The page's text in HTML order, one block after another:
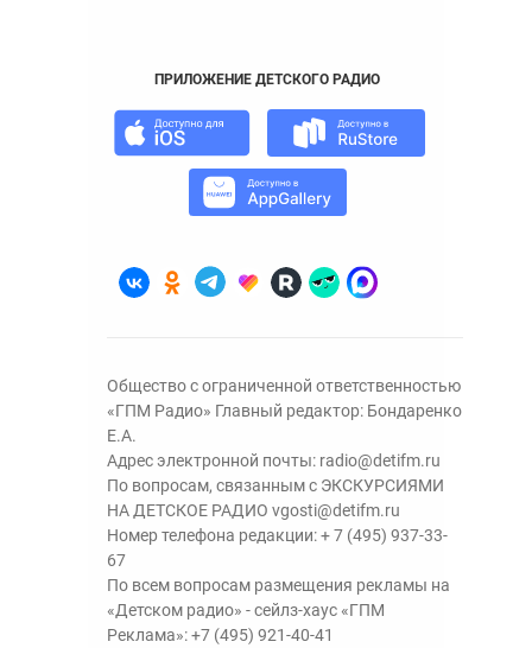
ПРИЛОЖЕНИЕ ДЕТСКОГО РАДИО
Общество с ограниченной ответственностью
«ГПМ Радио» Главный редактор: Бондаренко
Е.А.
Адрес электронной почты: radio@detifm.ru
По вопросам, связанным с ЭКСКУРСИЯМИ
НА ДЕТСКОЕ РАДИО vgosti@detifm.ru
Номер телефона редакции:+ 7 (495) 937-33-
67
По всем вопросам размещения рекламы на
«Детском радио» - сейлз-хаус «ГПМ
Реклама»:+7 (495) 921-40-41